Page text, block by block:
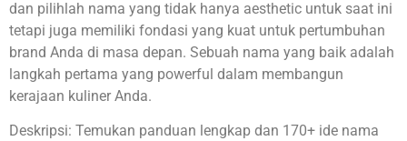
dan pilihlah nama yang tidak hanya aesthetic untuk saat ini
tetapi juga memiliki fondasi yang kuat untuk pertumbuhan
brand Anda di masa depan. Sebuah nama yang baik adalah
langkah pertama yang powerful dalam membangun
kerajaan kuliner Anda.
Deskripsi: Temukan panduan lengkap dan 170+ ide nama